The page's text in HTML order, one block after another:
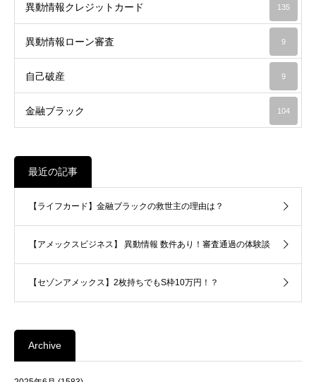
異動情報クレジットカード 135
異動情報ローン審査 9
自己破産 9
金融ブラック 104
最近の記事
【ライフカード】金融ブラックの救世主の理由は？
【アメックスビジネス】 異動情報 数件あり！審査通過の体験談
【セゾンアメックス】2枚持ちでもS枠10万円！？
Archive